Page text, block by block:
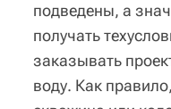
подведены, а
получать
заказывать
воду. Как